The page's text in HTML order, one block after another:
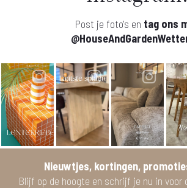
Post je foto's en tag ons
Nieuwtjes, kortingen,
Blijf op de hoogte en schrijf je nu in voor